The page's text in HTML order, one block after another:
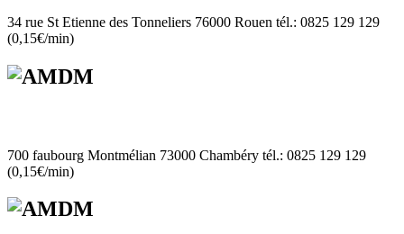
34 rue St Etienne des Tonneliers 76000 Rouen tél.: 0825 129 129
(0,15€/min)
700 faubourg Montmélian 73000 Chambéry tél.: 0825 129 129
(0,15€/min)